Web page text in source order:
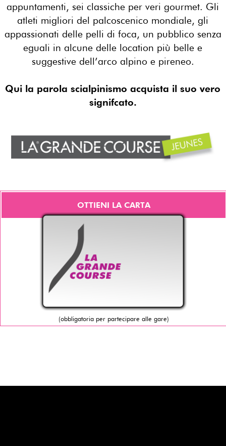
appuntamenti, sei classiche per veri gourmet. Gli
atleti migliori del palcoscenico mondiale, gli
appassionati delle pelli di foca, un pubblico senza
eguali in alcune delle location più belle e
suggestive dell’arco alpino e pireneo.
Qui la parola scialpinismo acquista il suo vero
signifcato.
OTTIENI LA CARTA
(obbligatoria per partecipare alle gare)